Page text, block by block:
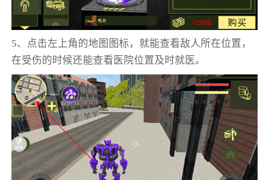
5、点击左上角的地图图标，就能查看敌人所在位置，
在受伤的时候还能查看医院位置及时就医。